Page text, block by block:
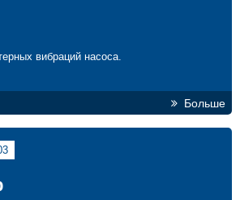
вибраций насоса.
Больше